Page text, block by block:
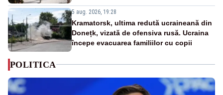
5 aug. 2026, 19:28
Kramatorsk, ultima redută ucraineană din
Donețk, vizată de ofensiva rusă. Ucraina
începe evacuarea familiilor cu copii
POLITICA